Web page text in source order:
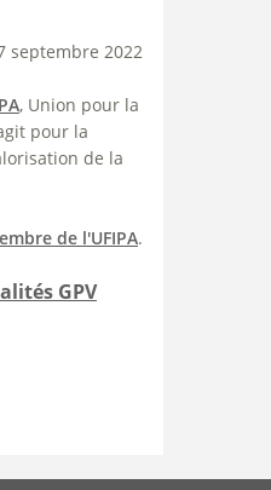
septembre 2022
, Union pour la
pour la
de la
de l'UFIPA.
GPV